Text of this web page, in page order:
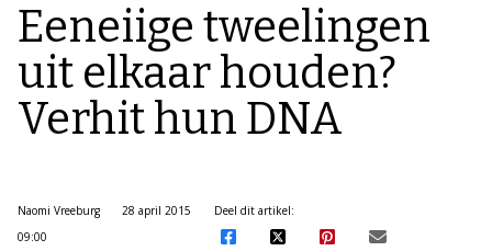
Eeneiige tweelingen
uit elkaar houden?
Verhit hun DNA
Naomi Vreeburg
28 april 2015
09:00
Deel dit artikel: